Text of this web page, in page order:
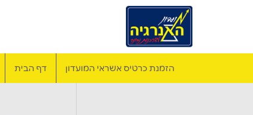
הזמנת כרטיס אשראי המועדון דף הבית